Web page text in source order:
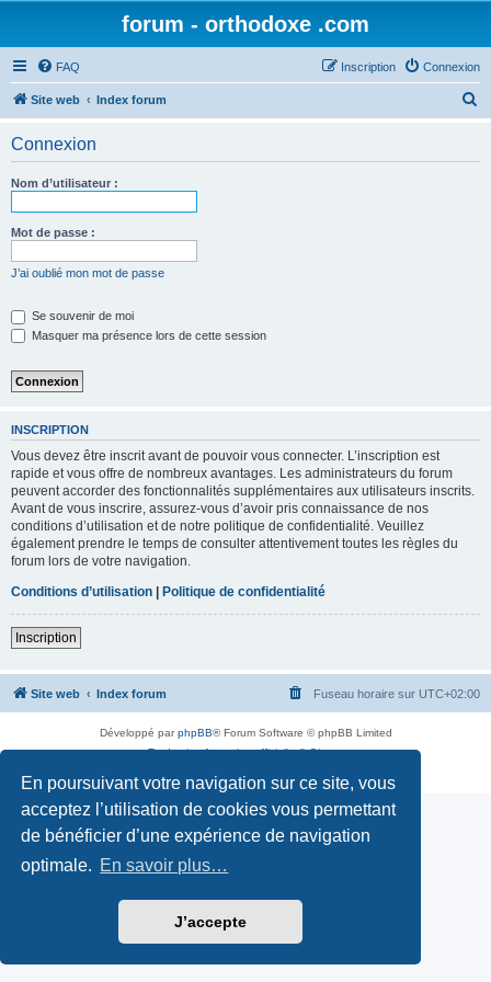
En poursuivant votre navigation sur ce site, vous
acceptez l’utilisation de cookies vous permettant
de bénéficier d’une expérience de navigation
optimale. En savoir plus…
J’accepte
forum - orthodoxe .com
FAQ Connexion
Inscription
Site web Index forum
Connexion
Nom d’utilisateur :
Mot de passe :
J’ai oublié mon mot de passe
Se souvenir de moi
Masquer ma présence lors de cette session
INSCRIPTION
Vous devez être inscrit avant de pouvoir vous connecter. L’inscription est
rapide et vous offre de nombreux avantages. Les administrateurs du forum
peuvent accorder des fonctionnalités supplémentaires aux utilisateurs inscrits.
Avant de vous inscrire, assurez-vous d’avoir pris connaissance de nos
conditions d’utilisation et de notre politique de confidentialité. Veuillez
également prendre le temps de consulter attentivement toutes les règles du
forum lors de votre navigation.
Conditions d’utilisation | Politique de confidentialité
Inscription
Site web Index forum Fuseau horaire sur UTC+02:00
Développé parphpBB® Forum Software © phpBB Limited
Traduction française officielle©Qiaeru